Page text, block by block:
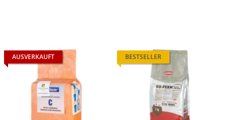
AUSVERKAUFT BESTSELLER